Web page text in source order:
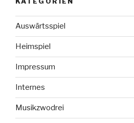
Auswärtsspiel
Heimspiel
Impressum
Internes
Musikzwodrei